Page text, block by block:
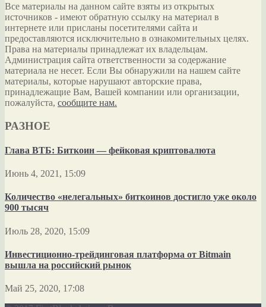
Все материалы на данном сайте взяты из открытых
источников - имеют обратную ссылку на материал в
интернете или присланы посетителями сайта и
предоставляются исключительно в ознакомительных целях.
Права на материалы принадлежат их владельцам.
Администрация сайта ответственности за содержание
материала не несет. Если Вы обнаружили на нашем сайте
материалы, которые нарушают авторские права,
принадлежащие Вам, Вашей компании или организации,
пожалуйста, сообщите нам.
РАЗНОЕ
Глава ВТБ: Биткоин — фейковая криптовалюта
Июнь 4, 2021, 15:09
Количество «нелегальных» биткоинов достигло уже около
900 тысяч
Июль 28, 2020, 15:09
Инвестиционно-трейдинговая платформа от Bitmain
вышла на российский рынок
Май 25, 2020, 17:08